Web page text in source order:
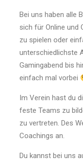
Bei uns haben alle
sich für Online und
zu spielen oder
unterschiedlichste
Gamingabend bis
einfach mal vorbei
Im Verein hast du
feste Teams zu
zu vertreten. Des
Coachings an.
Du kannst bei uns